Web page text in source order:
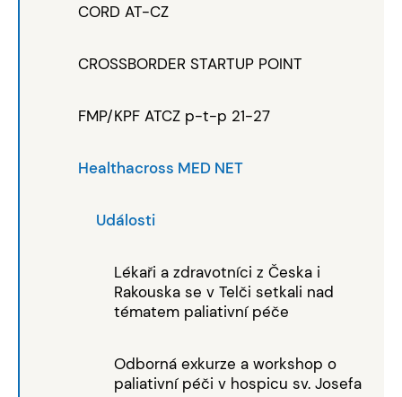
CORD AT-CZ
CROSSBORDER STARTUP POINT
FMP/KPF ATCZ p-t-p 21-27
Healthacross MED NET
Události
Lékaři a zdravotníci z Česka i
Rakouska se v Telči setkali nad
tématem paliativní péče
Odborná exkurze a workshop o
paliativní péči v hospicu sv. Josefa